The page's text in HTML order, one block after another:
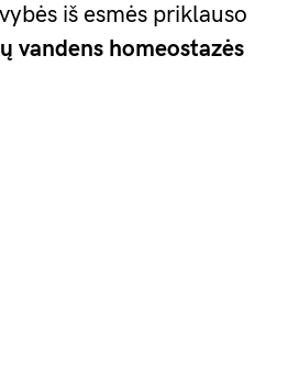
iš esmės priklauso
vandens homeostazės